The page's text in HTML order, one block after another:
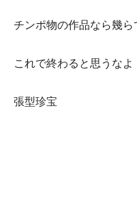
チンポ物の作品なら幾ら
これで終わると思うなよ
張型珍宝